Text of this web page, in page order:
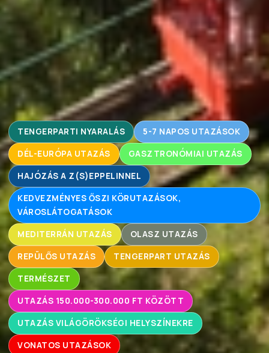
TENGERPARTI NYARALÁS 5-7 NAPOS UTAZÁSOK
DÉL-EURÓPA UTAZÁS GASZTRONÓMIAI UTAZÁS
HAJÓZÁS A Z(S)EPPELINNEL
KEDVEZMÉNYES ŐSZI KÖRUTAZÁSOK,
VÁROSLÁTOGATÁSOK
MEDITERRÁN UTAZÁS OLASZ UTAZÁS
REPÜLŐS UTAZÁS TENGERPART UTAZÁS
TERMÉSZET
UTAZÁS 150.000-300.000 FT KÖZÖTT
UTAZÁS VILÁGÖRÖKSÉGI HELYSZÍNEKRE
VONATOS UTAZÁSOK